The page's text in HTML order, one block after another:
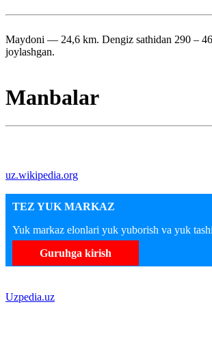
Maydoni — 24,6 km. Dengiz sathidan 290 –
joylashgan.
Manbalar
uz.wikipedia.org
TEZ YUK MARKAZ
Yuk markaz elonlari yuk yuborish va yuk
Guruhga kirish
Uzpedia.uz